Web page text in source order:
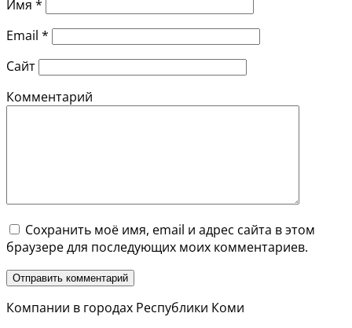
Имя *
Email *
Сайт
Комментарий
Сохранить моё имя, email и адрес сайта в этом
браузере для последующих моих комментариев.
Компании в городах Республики Коми